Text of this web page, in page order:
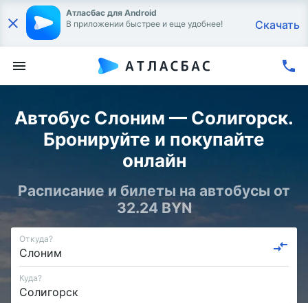
Атласбас для Android
В приложении быстрее и еще удобнее!
Скачать
Автобус Слоним — Солигорск.
Бронируйте и покупайте
онлайн
Расписание и билеты на автобусы от
32.24 BYN
Откуда?
Куда?